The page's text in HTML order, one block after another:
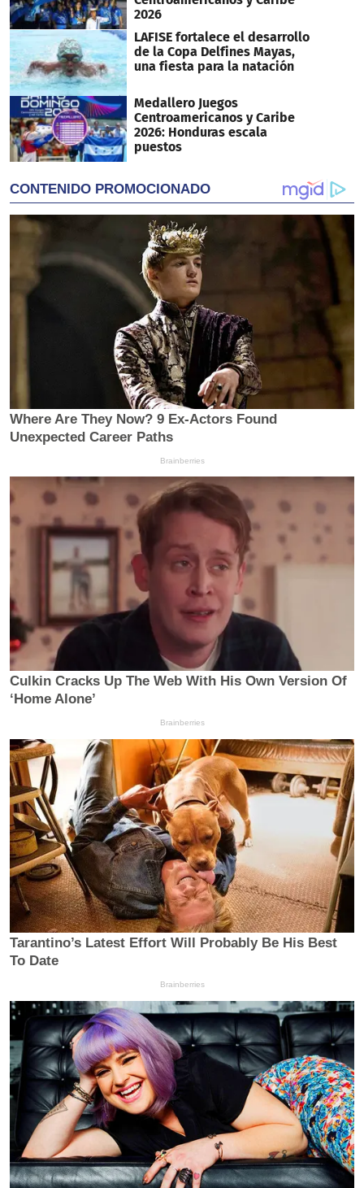
2026
LAFISE fortalece el desarrollo
de la Copa Delfines Mayas,
una fiesta para la natación
Medallero Juegos
Centroamericanos y Caribe
2026: Honduras escala
puestos